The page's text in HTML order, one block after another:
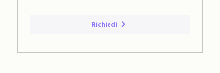
Richiedi